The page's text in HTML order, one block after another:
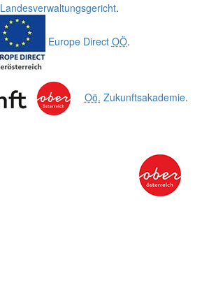
Landesverwaltungsgericht.
Europe Direct OÖ.
Oö. Zukunftsakademie.